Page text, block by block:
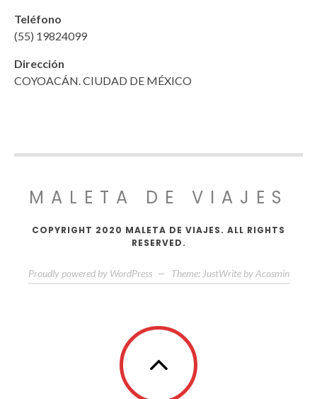
Teléfono
(55) 19824099
Dirección
COYOACÁN. CIUDAD DE MÉXICO
MALETA DE VIAJES
COPYRIGHT 2020 MALETA DE VIAJES. ALL RIGHTS
RESERVED.
Proudly powered by WordPress — Theme: JustWrite by Acosmin